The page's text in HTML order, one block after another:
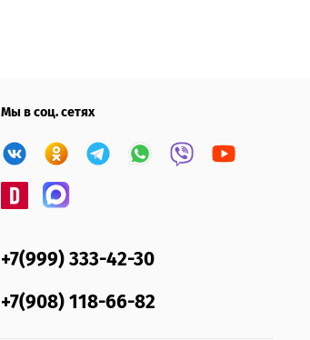
Мы в соц. сетях
+7(999) 333-42-30
+7(908) 118-66-82